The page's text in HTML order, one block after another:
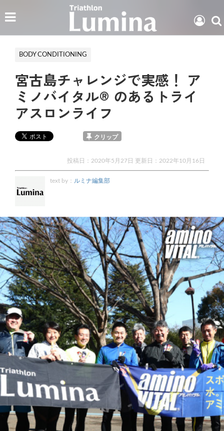
BODY CONDITIONING
宮古島チャレンジで実感！ ア
ミノバイタル® のあるトライ
アスロンライフ
クリップ
投稿日：2020年5月27日 更新日： 2022年10月16日
text by： ルミナ編集部